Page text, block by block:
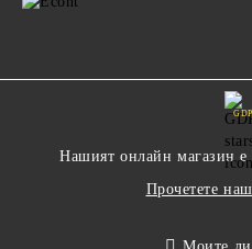
Нашият онлайн магазин е
Прочетете